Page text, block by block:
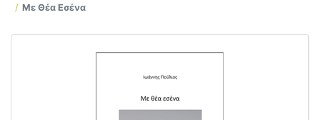
Με Θέα Εσένα